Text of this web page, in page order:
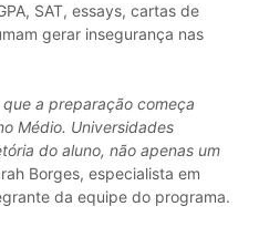
SAT, essays, cartas de
gerar insegurança nas
que a preparação começa
Médio. Universidades
do aluno, não apenas um
Borges, especialista em
da equipe do programa.